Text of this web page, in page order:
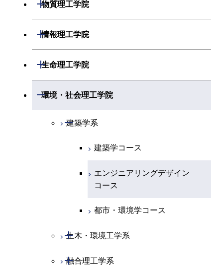
物理学コース
化学系
開閉
エネルギー・情報コース
物質・情報卓越コース
地球生命コース
専門科目
エネルギーコース
エンジニアリングデザイン
ース
原子核工学コース
システム制御コース
コース
電気電子系
開閉
エネルギーコース
エネルギー・情報コース
ライフエンジニアリングコ
原子核工学コース
人間医療科学技術コース
物質・情報卓越コース
情報通信コース
エンジニアリングデザイン
ース
経営工学系
開閉
経営工学コース
エンジニアリングデザイン
専門科目
物質理工学院
開閉
材料系
開閉
エネルギーコース
ース
原子核工学コース
応用化学コース
ース
専門科目
情報理工学院
開閉
数理・計算科学系
開閉
ース
知能情報コース
生命理工学院
開閉
生命理工学系
開閉
生命理工学コース
ライフエンジニアリングコ
人間医療科学技術コース
物質・情報卓越コース
専門科目
環境・社会理工学院
開閉
建築学系
開閉
建築学コース
エンジニアリングデザイン
コース
都市・環境学コース
土木・環境工学系
開閉
土木工学コース
融合理工学系
開閉